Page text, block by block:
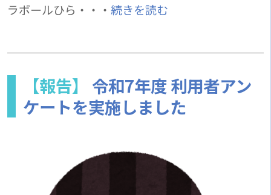
ラポールひら・・・ 続きを読む
【報告】 令和7年度 利用者アン
ケートを実施しました